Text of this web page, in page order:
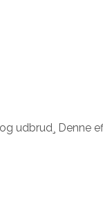
udbrud¸ Denne